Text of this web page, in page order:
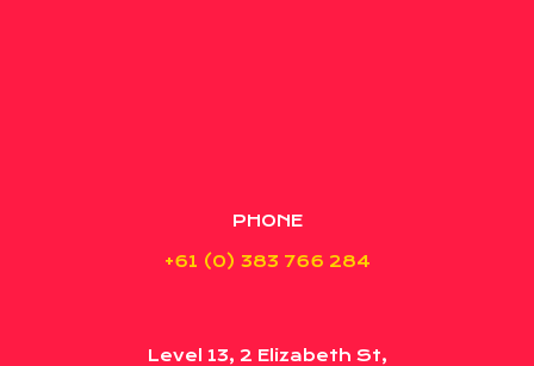
PHONE
+61 (0) 383 766 284
Level 13, 2 Elizabeth St,